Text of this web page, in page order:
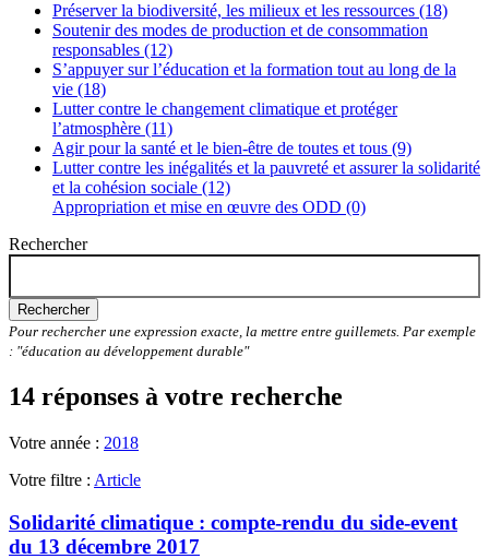
Préserver la biodiversité, les milieux et les ressources (18)
Soutenir des modes de production et de consommation
responsables (12)
S’appuyer sur l’éducation et la formation tout au long de la
vie (18)
Lutter contre le changement climatique et protéger
l’atmosphère (11)
Agir pour la santé et le bien-être de toutes et tous (9)
Lutter contre les inégalités et la pauvreté et assurer la solidarité
et la cohésion sociale (12)
Appropriation et mise en œuvre des ODD (0)
Rechercher
Rechercher
Pour rechercher une expression exacte, la mettre entre guillemets. Par exemple
: "éducation au développement durable"
14 réponses à votre recherche
Votre année : 2018
Votre filtre : Article
Solidarité climatique : compte-rendu du side-event
du 13 décembre 2017